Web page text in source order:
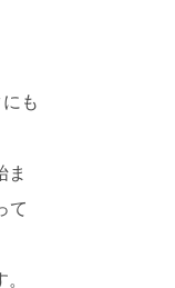
も
ま
て